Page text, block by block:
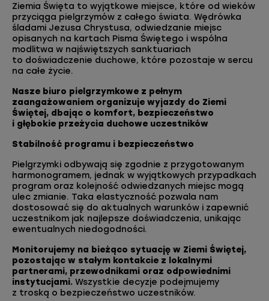
Ziemia Święta to wyjątkowe miejsce, które od wieków
przyciąga pielgrzymów z całego świata. Wędrówka
śladami Jezusa Chrystusa, odwiedzanie miejsc
opisanych na kartach Pisma Świętego i wspólna
modlitwa w najświętszych sanktuariach
to doświadczenie duchowe, które pozostaje w sercu
na całe życie.
Nasze biuro pielgrzymkowe z pełnym
zaangażowaniem organizuje wyjazdy do Ziemi
Świętej, dbając o komfort, bezpieczeństwo
i głębokie przeżycia duchowe uczestników
Stabilność programu i bezpieczeństwo
Pielgrzymki odbywają się zgodnie z przygotowanym
harmonogramem, jednak w wyjątkowych przypadkach
program oraz kolejność odwiedzanych miejsc mogą
ulec zmianie. Taka elastyczność pozwala nam
dostosować się do aktualnych warunków i zapewnić
uczestnikom jak najlepsze doświadczenia, unikając
ewentualnych niedogodności.
Monitorujemy na bieżąco sytuację w Ziemi Świętej,
pozostając w stałym kontakcie z lokalnymi
partnerami, przewodnikami oraz odpowiednimi
instytucjami. Wszystkie decyzje podejmujemy
z troską o bezpieczeństwo uczestników.